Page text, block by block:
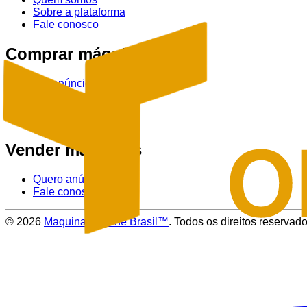
Sobre a plataforma
Fale conosco
Comprar máquinas
Ver anúncios
Vender máquinas
Quero anúnciar
Fale conosco
© 2026 Maquinas Online Brasil™. Todos os direitos